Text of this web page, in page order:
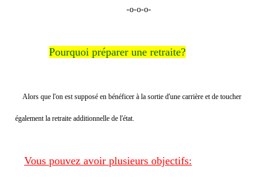
-o-o-o-
Pourquoi préparer une retraite?
Alors que l'on est supposé en bénéficer à la sortie d'une carrière et de toucher
également la retraite additionnelle de l'état.
Vous pouvez avoir plusieurs objectifs: